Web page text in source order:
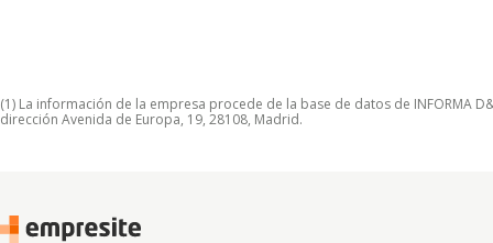
(1) La información de la empresa procede de la base de datos de INFORMA
dirección Avenida de Europa, 19, 28108, Madrid.